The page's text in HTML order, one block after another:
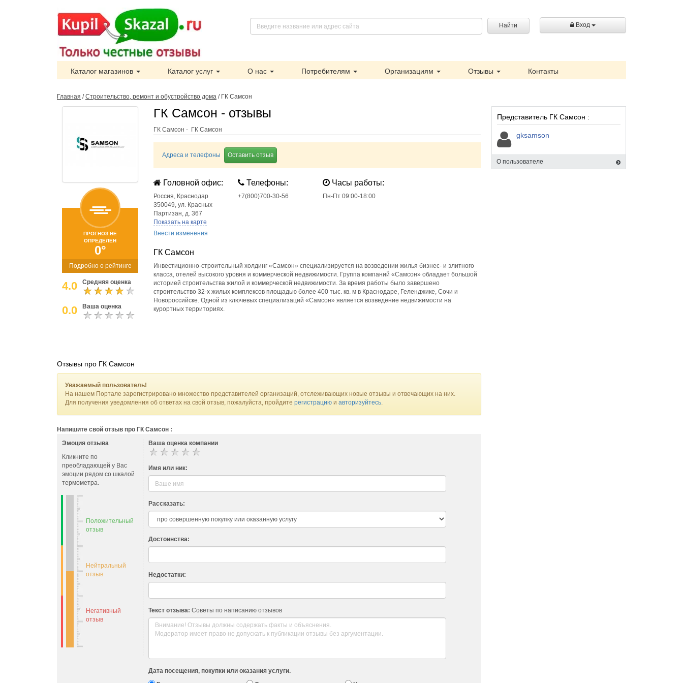
Найти Вход
Каталог магазинов Каталог услуг О нас Потребителям Организациям Отзывы Контакты
Главная /Строительство, ремонт и обустройство дома / ГК Самсон
ПРОГНОЗ НЕ
ОПРЕДЕЛЕН
0°
Подробно о рейтинге
4.0 Средняя оценка
0.0 Ваша оценка
ГК Самсон - отзывы
ГК Самсон - ГК Самсон
Адреса и телефоны Оставить отзыв
Головной офис:
Россия, Краснодар
350049, ул. Красных
Партизан, д. 367
Показать на карте
Внести изменения
Телефоны:
+7(800)700-30-56
Часы работы:
Пн-Пт 09:00-18:00
ГК Самсон
Инвестиционно-строительный холдинг «Самсон» специализируется на возведении жилья бизнес- и элитного
класса, отелей высокого уровня и коммерческой недвижимости. Группа компаний «Самсон» обладает большой
историей строительства жилой и коммерческой недвижимости. За время работы было завершено
строительство 32-х жилых комплексов площадью более 400 тыс. кв. м в Краснодаре, Геленджике, Сочи и
Новороссийске. Одной из ключевых специализаций «Самсон» является возведение недвижимости на
курортных территориях.
Представитель ГК Самсон :
gksamson
О пользователе
Отзывы про ГК Самсон
Уважаемый пользователь!
На нашем Портале зарегистрировано множество представителей организаций, отслеживающих новые отзывы и отвечающих на них.
Для получения уведомления об ответах на свой отзыв, пожалуйста, пройдите регистрацию и авторизуйтесь.
Напишите свой отзыв про ГК Самсон :
Эмоция отзыва
Кликните по
преобладающей у Вас
эмоции рядом со шкалой
термометра.
Положительный
отзыв
Нейтральный
отзыв
Негативный
отзыв
Ваша оценка компании
Имя или ник:
Рассказать:
Достоинства:
Недостатки:
Текст отзыва: Советы по написанию отзывов
Дата посещения, покупки или оказания услуги.